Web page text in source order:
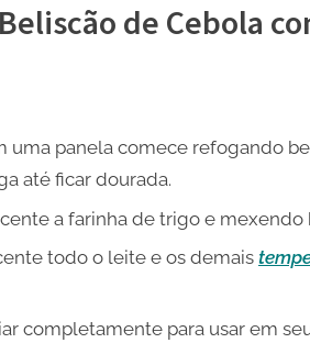
de Cebola
uma panela comece refogando
até ficar dourada.
a farinha de trigo e
todo o leite e os demais
completamente para usar em